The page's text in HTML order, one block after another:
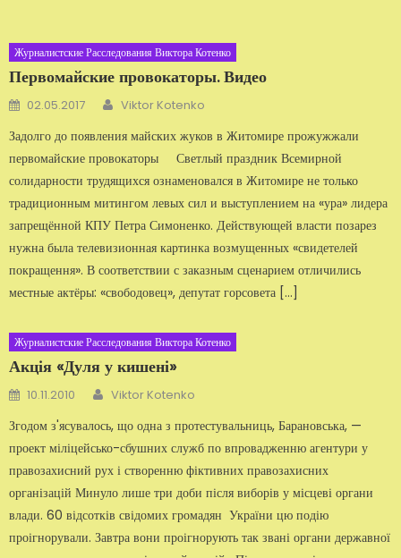
Журналистские Расследования Виктора Котенко
Первомайские провокаторы. Видео
Добавлено
02.05.2017 Автор
Viktor Kotenko
Задолго до появления майских жуков в Житомире прожужжали
первомайские провокаторы Светлый праздник Всемирной
солидарности трудящихся ознаменовался в Житомире не только
традиционным митингом левых сил и выступлением на «ура» лидера
запрещённой КПУ Петра Симоненко. Действующей власти позарез
нужна была телевизионная картинка возмущенных «свидетелей
покращення». В соответствии с заказным сценарием отличились
местные актёры: «свободовец», депутат горсовета […]
Журналистские Расследования Виктора Котенко
Акція «Дуля у кишені»
Добавлено
10.11.2010 Автор
Viktor Kotenko
Згодом з'ясувалось, що одна з протестувальниць, Барановська, —
проект міліцейсько-сбушних служб по впровадженню агентури у
правозахисний рух і створенню фіктивних правозахисних
організацій Минуло лише три доби після виборів у місцеві органи
влади. 60 відсотків свідомих громадян України цю подію
проігнорували. Завтра вони проігнорують так звані органи державної